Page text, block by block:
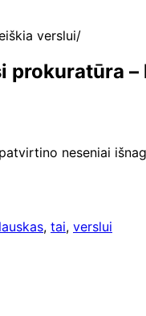
verslui
prokuratūra
neseniai
, tai, verslui